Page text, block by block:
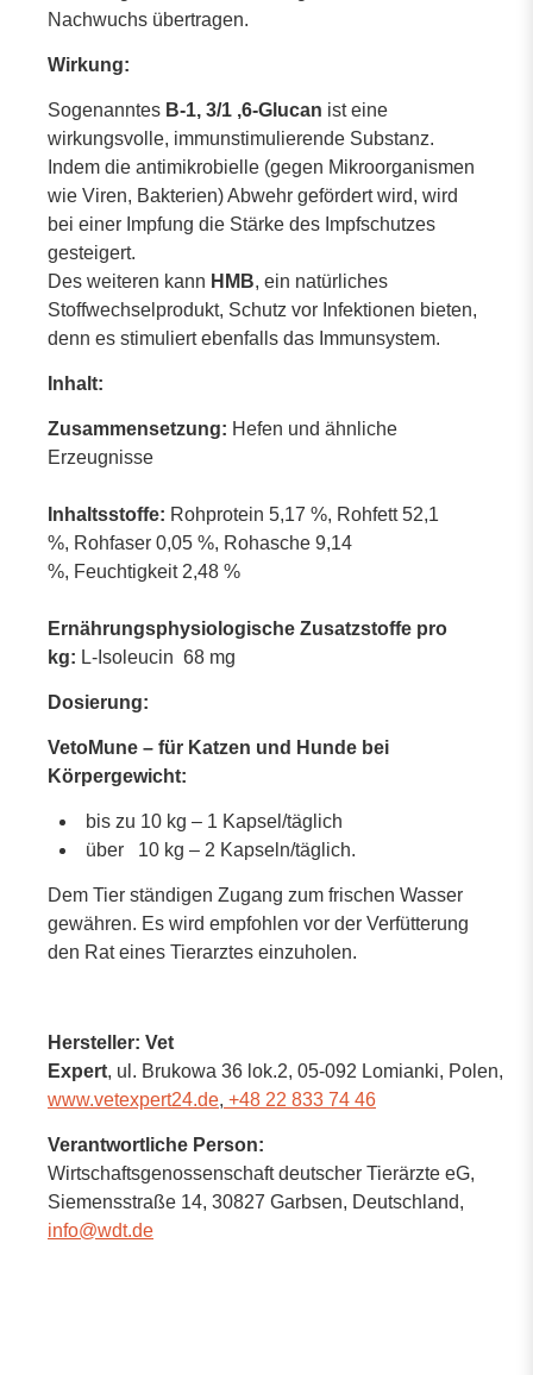
Nachwuchs übertragen.
Wirkung:
Sogenanntes Β-1, 3/1 ,6-Glucan ist eine
wirkungsvolle, immunstimulierende Substanz.
Indem die antimikrobielle (gegen Mikroorganismen
wie Viren, Bakterien) Abwehr gefördert wird, wird
bei einer Impfung die Stärke des Impfschutzes
gesteigert.
Des weiteren kann HMB, ein natürliches
Stoffwechselprodukt, Schutz vor Infektionen bieten,
denn es stimuliert ebenfalls das Immunsystem.
Inhalt:
Zusammensetzung: Hefen und ähnliche
Erzeugnisse
Inhaltsstoffe: Rohprotein 5,17 %, Rohfett 52,1
%, Rohfaser 0,05 %, Rohasche 9,14
%, Feuchtigkeit 2,48 %
Ernährungsphysiologische Zusatzstoffe pro
kg: L-Isoleucin 68 mg
Dosierung:
VetoMune – für Katzen und Hunde bei
Körpergewicht:
bis zu 10 kg – 1 Kapsel/täglich
über 10 kg – 2 Kapseln/täglich.
Dem Tier ständigen Zugang zum frischen Wasser
gewähren. Es wird empfohlen vor der Verfütterung
den Rat eines Tierarztes einzuholen.
Hersteller: Vet
Expert, ul. Brukowa 36 lok.2, 05-092 Lomianki, Polen,
www.vetexpert24.de, +48 22 833 74 46
Verantwortliche Person:
Wirtschaftsgenossenschaft deutscher Tierärzte eG,
Siemensstraße 14, 30827 Garbsen, Deutschland,
info@wdt.de